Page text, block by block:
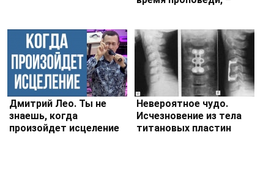
Дмитрий Лео. Ты не
знаешь, когда
произойдет исцеление
Невероятное чудо.
Исчезновение из тела
титановых пластин